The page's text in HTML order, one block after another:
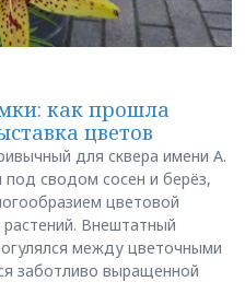
как прошла
цветов
для сквера имени А.
под сводом сосен и берёз,
цветовой
Внештатный
между цветочными
заботливо выращенной